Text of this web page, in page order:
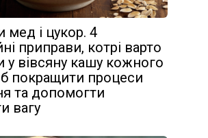
мед і цукop. 4
приправи, котрі варто
у вівсяну кашу кожного
покращити процеси
та допомогти
вагу